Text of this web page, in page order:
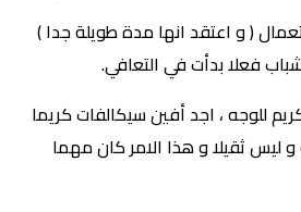
( و اعتقد انها مدة طويلة جدا )
فعلا بدأت في التعافي.
للوجه ، اجد أفين سيكالفات كريما
ليس ثقيلا و هذا الامر كان مهما